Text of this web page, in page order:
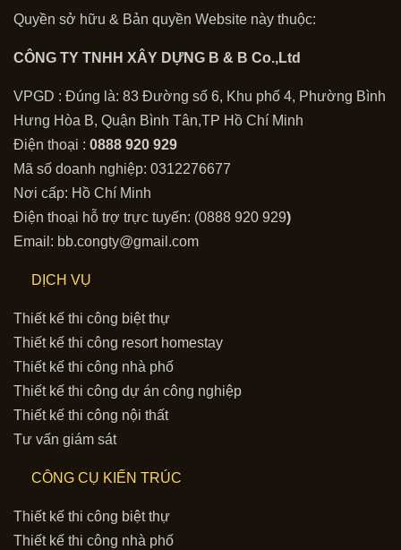
Quyền sở hữu & Bản quyền Website này thuộc:
CÔNG TY TNHH XÂY DỰNG B & B Co.,Ltd
VPGD : Đúng là: 83 Đường số 6, Khu phố 4, Phường Bình
Hưng Hòa B, Quận Bình Tân,TP Hồ Chí Minh
Điện thoại : 0888 920 929
Mã số doanh nghiệp: 0312276677
Nơi cấp: Hồ Chí Minh
Điện thoại hỗ trợ trực tuyến: (0888 920 929)
Email: bb.congty@gmail.com
DỊCH VỤ
Thiết kế thi công biệt thự
Thiết kế thi công resort homestay
Thiết kế thi công nhà phố
Thiết kế thi công dự án công nghiệp
Thiết kế thi công nội thất
Tư vấn giám sát
CÔNG CỤ KIẾN TRÚC
Thiết kế thi công biệt thự
Thiết kế thi công nhà phố